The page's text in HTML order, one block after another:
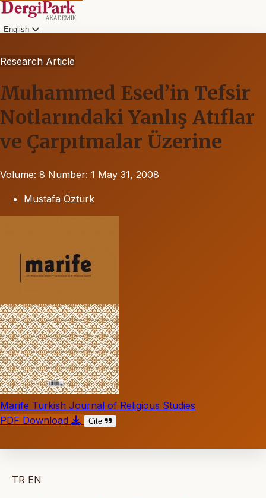
English
Research Article
Muhammed Esed’in Tefsir
Notlarındaki Yanlış Atıflar
ve Çarpıtmalar Üzerine
Volume: 8 Number: 1 May 31, 2008
Mustafa Öztürk
Marife Turkish Journal of Religious Studies
PDF Download
Cite
TR EN